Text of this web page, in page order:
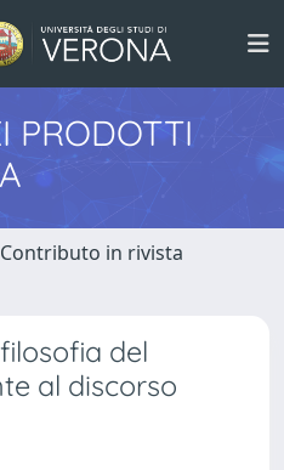
PRODOTTI
in rivista
del
al discorso